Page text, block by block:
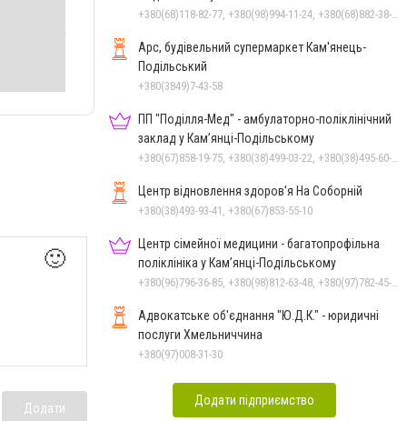
🙂
Додати
+380(68)118-82-77, +380(98)994-11-24, +380(68)882-38-28
Арс, будівельний супермаркет Кам'янець-
Подільський
+380(3849)7-43-58
ПП "Поділля-Мед" - амбулаторно-поліклінічний
заклад у Кам’янці-Подільському
+380(67)858-19-75, +380(38)499-03-22, +380(38)495-60-27
Центр відновлення здоров'я На Соборній
+380(38)493-93-41, +380(67)853-55-10
Центр сімейної медицини - багатопрофільна
поліклініка у Кам’янці-Подільському
+380(96)796-36-85, +380(98)812-63-48, +380(97)782-45-70
Адвокатське об'єднання "Ю.Д.К." - юридичні
послуги Хмельниччина
+380(97)008-31-30
Додати підприємство